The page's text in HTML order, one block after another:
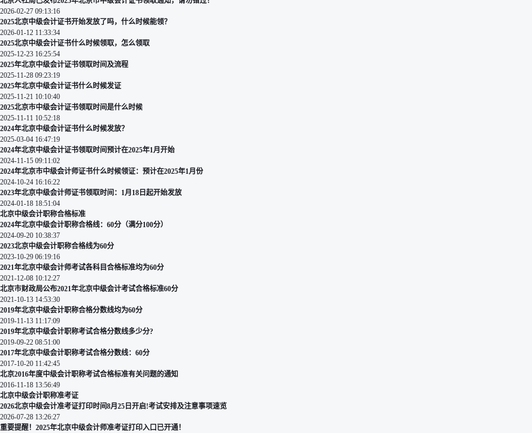
2026-02-27 09:13:16
2025北京中级会计证书开始发放了吗，什么时候能领？
2026-01-12 11:33:34
2025北京中级会计证书什么时候领取，怎么领取
2025-12-23 16:25:54
2025年北京中级会计证书领取时间及流程
2025-11-28 09:23:19
2025年北京中级会计证书什么时候发证
2025-11-21 10:10:40
2025北京市中级会计证书领取时间是什么时候
2025-11-11 10:52:18
2024年北京中级会计证书什么时候发放？
2025-03-04 16:47:19
2024年北京中级会计证书领取时间预计在2025年1月开始
2024-11-15 09:11:02
2024年北京市中级会计师证书什么时候领证：预计在2025年1月份
2024-10-24 16:16:22
2023年北京中级会计师证书领取时间：1月18日起开始发放
2024-01-18 18:51:04
北京中级会计职称合格标准
2024年北京中级会计职称合格线：60分（满分100分）
2024-09-20 10:38:37
2023北京中级会计职称合格线为60分
2023-10-29 06:19:16
2021年北京中级会计师考试各科目合格标准均为60分
2021-12-08 10:12:27
北京市财政局公布2021年北京中级会计考试合格标准60分
2021-10-13 14:53:30
2019年北京中级会计职称合格分数线均为60分
2019-11-13 11:17:09
2019年北京中级会计职称考试合格分数线多少分?
2019-09-22 08:51:00
2017年北京中级会计职称考试合格分数线：60分
2017-10-20 11:42:45
北京2016年度中级会计职称考试合格标准有关问题的通知
2016-11-18 13:56:49
北京中级会计职称准考证
2026北京中级会计准考证打印时间8月25日开启!考试安排及注意事项速览
2026-07-28 13:26:27
重要提醒！2025年北京中级会计师准考证打印入口已开通！